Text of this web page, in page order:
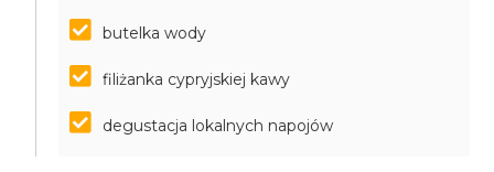
butelka wody
filiżanka cypryjskiej kawy
degustacja lokalnych napojów